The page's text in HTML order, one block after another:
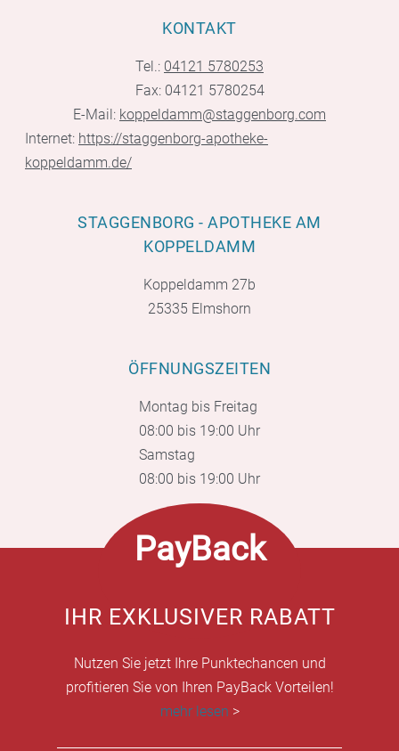
KONTAKT
Tel.: 04121 5780253
Fax: 04121 5780254
E-Mail: koppeldamm@staggenborg.com
Internet: https://staggenborg-apotheke-
koppeldamm.de/
STAGGENBORG - APOTHEKE AM
KOPPELDAMM
Koppeldamm 27b
25335 Elmshorn
ÖFFNUNGSZEITEN
Montag bis Freitag
08:00 bis 19:00 Uhr
Samstag
08:00 bis 19:00 Uhr
PayBack
IHR EXKLUSIVER RABATT
Nutzen Sie jetzt Ihre Punktechancen und
profitieren Sie von Ihren PayBack Vorteilen!
mehr lesen >